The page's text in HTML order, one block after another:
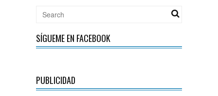
SÍGUEME EN FACEBOOK
PUBLICIDAD